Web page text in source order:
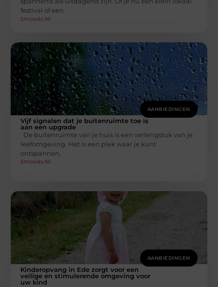
festival of een
Smoods.nl
AANBIEDINGEN
Vijf signalen dat je buitenruimte toe is
aan een upgrade
De buitenruimte van je huis is een verlengstuk van je
leefomgeving. Het is een plek waar je kunt
ontspannen,
Smoods.nl
AANBIEDINGEN
Kinderopvang in Ede zorgt voor een
veilige en stimulerende omgeving voor
uw kind